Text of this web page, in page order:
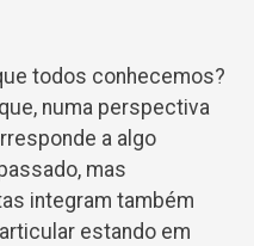
todos conhecemos?
numa perspectiva
a algo
mas
integram também
estando em